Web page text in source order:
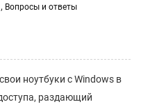
, Вопросы и ответы
ноутбуки с Windows в
раздающий